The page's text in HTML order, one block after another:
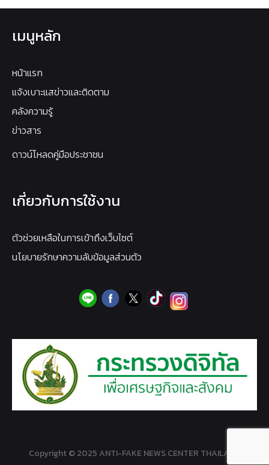
เมนูหลัก
หน้าแรก
แจ้งเบาะแสข่าวและติดตาม
คลังความรู้
ข่าวสาร
ดาวน์โหลดคู่มือประชาชน
เกี่ยวกับการใช้งาน
ตัวช่วยเหลือในการเข้าถึงเว็บไซต์
นโยบายรักษาความลับข้อมูลส่วนตัว
Copyright © 2025 ANTI-FAKE NEWS CENTER THAILAND